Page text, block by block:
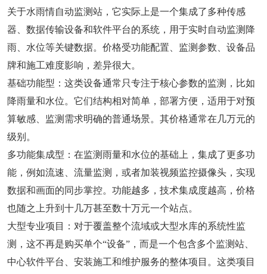
关于水雨情自动监测站，它实际上是一个集成了多种传感
器、数据传输设备和软件平台的系统，用于实时自动监测降
雨、水位等关键数据。价格受功能配置、监测参数、设备品
牌和施工难度影响，差异很大。
基础功能型：这类设备通常只专注于核心参数的监测，比如
降雨量和水位。它们结构相对简单，部署方便，适用于对预
算敏感、监测需求明确的普通场景。其价格通常在几万元的
级别。
多功能集成型：在监测雨量和水位的基础上，集成了更多功
能，例如流速、流量监测，或者加装视频监控摄像头，实现
数据和画面的同步掌控。功能越多，技术集成度越高，价格
也随之上升到十几万甚至数十万元一个站点。
大型专业项目：对于覆盖整个流域或大型水库的系统性监
测，这不再是购买单个“设备”，而是一个包含多个监测站、
中心软件平台、安装施工和维护服务的整体项目。这类项目